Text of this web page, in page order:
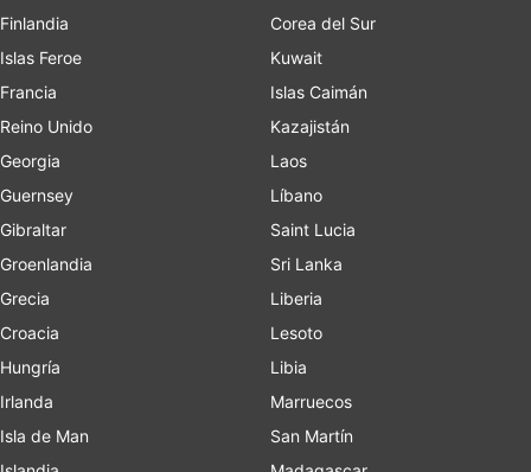
Finlandia
Islas Feroe
Francia
Reino Unido
Georgia
Guernsey
Gibraltar
Groenlandia
Grecia
Croacia
Hungría
Irlanda
Isla de Man
Corea del Sur
Kuwait
Islas Caimán
Kazajistán
Laos
Líbano
Saint Lucia
Sri Lanka
Liberia
Lesoto
Libia
Marruecos
San Martín